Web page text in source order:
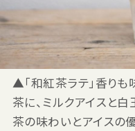
▲「和紅茶ラテ」香り
茶に、ミルクアイスと白
茶の味わいとアイスの